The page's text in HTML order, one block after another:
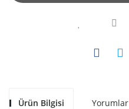
Ürün Bilgisi Yorumlar